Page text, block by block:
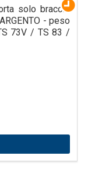
solo braccio
- peso
73V / TS 83 /